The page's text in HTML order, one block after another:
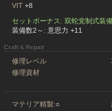
VIT +8
セットボーナス: 双蛇党制式装
装備数2～: 意思力 +11
Craft & Repair
修理レベル
修理資材
マテリア精製:○